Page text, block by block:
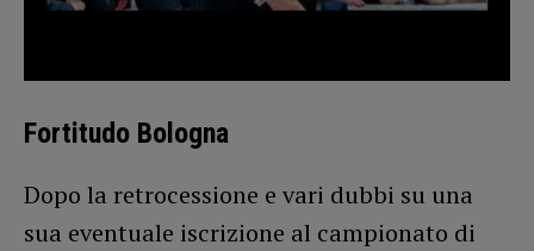
Fortitudo Bologna
Dopo la retrocessione e vari dubbi su una
sua eventuale iscrizione al campionato di